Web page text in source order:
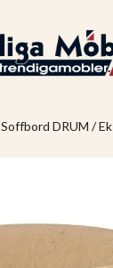
Soffbord DRUM / Ek